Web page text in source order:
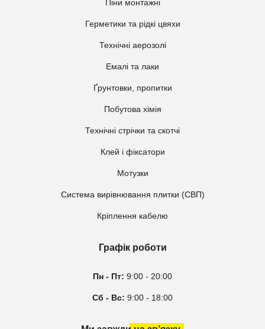
Піни монтажні
Герметики та рідкі цвяхи
Технічні аерозолі
Емалі та лаки
Ґрунтовки, пропитки
Побутова хімія
Технічні стрічки та скотчі
Клей і фіксатори
Мотузки
Система вирівнювання плитки (СВП)
Кріплення кабелю
Графік роботи
Пн - Пт: 9:00 - 20:00
Сб - Вс: 9:00 - 18:00